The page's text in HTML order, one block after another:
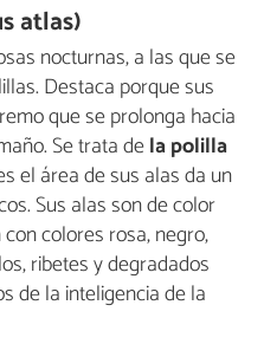
atlas)
nocturnas, a las que se
Destaca porque sus
que se prolonga hacia
Se trata dela polilla
el área de sus alas da un
Sus alas son de color
colores rosa, negro,
ribetes y degradados
de la inteligencia de la